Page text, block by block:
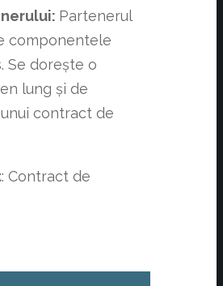
Partenerul
componentele
Se dorește o
lung și de
contract de
: Contract de